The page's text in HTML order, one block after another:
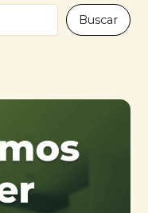
Buscar